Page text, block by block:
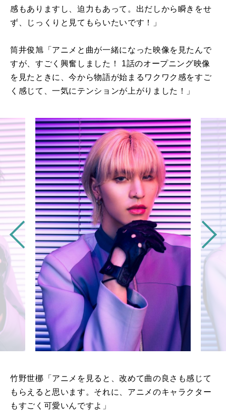
感もありますし、迫力もあって。出だしから瞬きをせ
ず、じっくりと見てもらいたいです！」
筒井俊旭「アニメと曲が一緒になった映像を見たんで
すが、すごく興奮しました！
1話のオープニング映像
を見たときに、今から物語が始まるワクワク感をすご
く感じて、一気にテンションが上がりました！」
竹野世梛「アニメを見ると、改めて曲の良さも感じて
もらえると思います。それに、アニメのキャラクター
もすごく可愛いんですよ」